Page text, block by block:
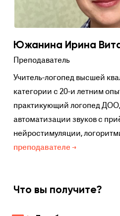
Южанина Ирина
Преподаватель
Учитель-логопед высшей
категории с 20-и летним
практикующий логопед
автоматизации звуков с
нейростимуляции,
преподавателе →
Что вы получите?